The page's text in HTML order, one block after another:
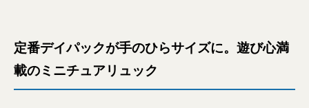
定番デイパックが手のひらサイズに。遊び心満
載のミニチュアリュック